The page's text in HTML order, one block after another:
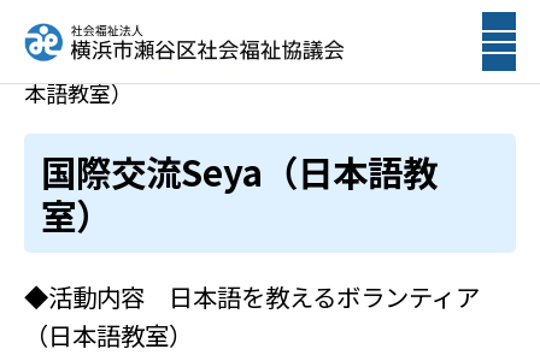
ホーム ボランティア募集
国際交流Seya（日
本語教室）
国際交流Seya（日本語教
室）
◆活動内容 日本語を教えるボランティア
（日本語教室）